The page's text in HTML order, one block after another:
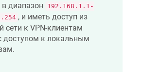
диапазон
192.168.1.1-
, и иметь доступ из
сети к VPN-клиентам
доступом к локальным